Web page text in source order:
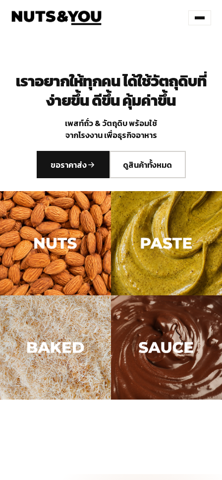
เราอยากให้ทุกคน ได้ใช้วัตถุดิบที่
ง่ายขึ้น ดีขึ้น คุ้มค่าขึ้น
เพสท์ถั่ว & วัตถุดิบ พร้อมใช้
จากโรงงาน เพื่อธุรกิจอาหาร
ขอราคาส่ง ดูสินค้าทั้งหมด